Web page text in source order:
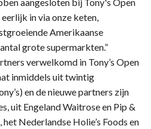
in via onze keten,
Amerikaanse
grote supermarkten.”
verwelkomd in Tony’s Open
inmiddels uit twintig
en de nieuwe partners zijn
uit Engeland Waitrose en Pip &
Nederlandse Holie’s Foods en